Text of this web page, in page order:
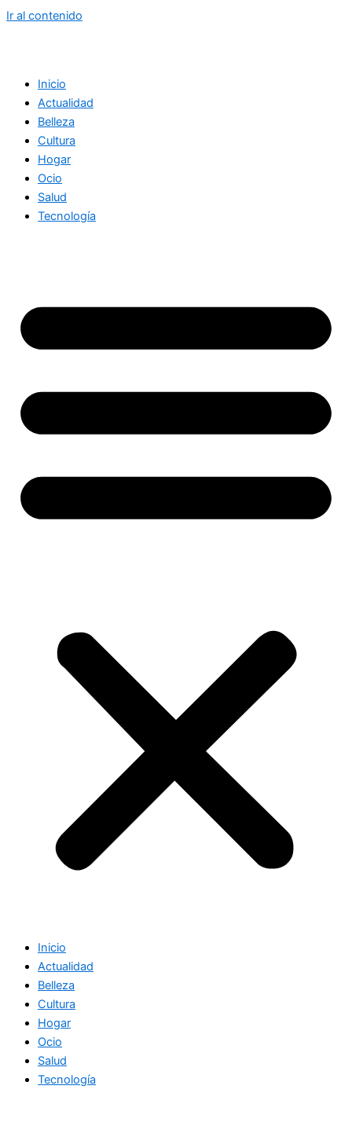
Ir al contenido
Inicio
Actualidad
Belleza
Cultura
Hogar
Ocio
Salud
Tecnología
Inicio
Actualidad
Belleza
Cultura
Hogar
Ocio
Salud
Tecnología